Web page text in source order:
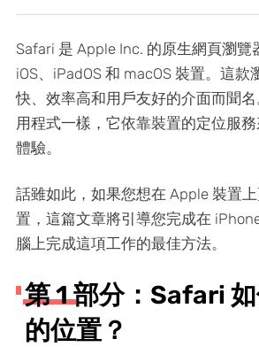
Safari 是 Apple Inc. 的原生網頁瀏覽
iOS、iPadOS 和 macOS 裝置。這款
快、效率高和用戶友好的介面而聞
用程式一樣，它依靠裝置的定位服
體驗。
話雖如此，如果您想在 Apple 裝置
置，這篇文章將引導您完成在
腦上完成這項工作的最佳方法。
第 1 部分：Safari
的位置？